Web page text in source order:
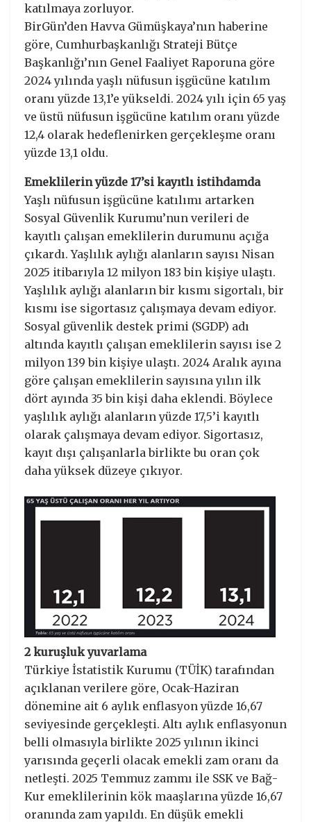
katılmaya zorluyor.
BirGün’den Havva Gümüşkaya’nın haberine
göre, Cumhurbaşkanlığı Strateji Bütçe
Başkanlığı’nın Genel Faaliyet Raporuna göre
2024 yılında yaşlı nüfusun işgücüne katılım
oranı yüzde 13,1’e yükseldi. 2024 yılı için 65 yaş
ve üstü nüfusun işgücüne katılım oranı yüzde
12,4 olarak hedeflenirken gerçekleşme oranı
yüzde 13,1 oldu.
Emeklilerin yüzde 17’si kayıtlı istihdamda
Yaşlı nüfusun işgücüne katılımı artarken
Sosyal Güvenlik Kurumu’nun verileri de
kayıtlı çalışan emeklilerin durumunu açığa
çıkardı. Yaşlılık aylığı alanların sayısı Nisan
2025 itibarıyla 12 milyon 183 bin kişiye ulaştı.
Yaşlılık aylığı alanların bir kısmı sigortalı, bir
kısmı ise sigortasız çalışmaya devam ediyor.
Sosyal güvenlik destek primi (SGDP) adı
altında kayıtlı çalışan emeklilerin sayısı ise 2
milyon 139 bin kişiye ulaştı. 2024 Aralık ayına
göre çalışan emeklilerin sayısına yılın ilk
dört ayında 35 bin kişi daha eklendi. Böylece
yaşlılık aylığı alanların yüzde 17,5’i kayıtlı
olarak çalışmaya devam ediyor. Sigortasız,
kayıt dışı çalışanlarla birlikte bu oran çok
daha yüksek düzeye çıkıyor.
2 kuruşluk yuvarlama
Türkiye İstatistik Kurumu (TÜİK) tarafından
açıklanan verilere göre, Ocak-Haziran
dönemine ait 6 aylık enflasyon yüzde 16,67
seviyesinde gerçekleşti. Altı aylık enflasyonun
belli olmasıyla birlikte 2025 yılının ikinci
yarısında geçerli olacak emekli zam oranı da
netleşti. 2025 Temmuz zammı ile SSK ve Bağ-
Kur emeklilerinin kök maaşlarına yüzde 16,67
oranında zam yapıldı. En düşük emekli